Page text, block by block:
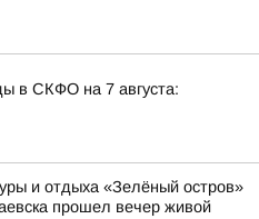
в СКФО на 7 августа:
и отдыха «Зелёный остров»
прошел вечер живой